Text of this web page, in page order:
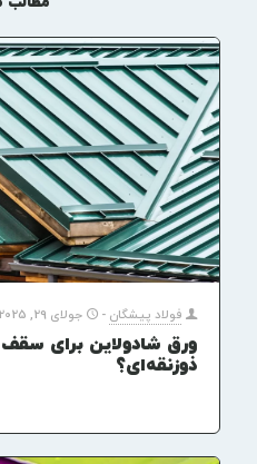
فولاد پیشگان - جولای 29, 2025
ورق شادولاین برای
ذوزنقه‌ای؟